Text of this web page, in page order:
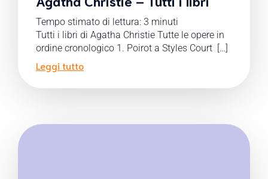
Tempo stimato di lettura: 3 minuti
Tutti i libri di Agatha Christie Tutte le opere in
ordine cronologico 1. Poirot a Styles Court […]
Leggi tutto